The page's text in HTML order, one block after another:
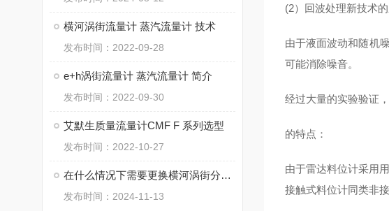
横河涡街流量计 蒸汽流量计 技术
发布时间：2022-09-28
e+h涡街流量计 蒸汽流量计 简介
发布时间：2022-09-30
艾默生质量流量计CMF F 系列选型
发布时间：2022-10-27
在什么情况下需要更换横河涡街分体式流量计的传感器
发布时间：2024-11-13
(2）回波处理新技术
由于液面波动和随机
可能消除噪音。
经过大量的实验验证
的特点：
由于雷达料位计采用
接触式料位计同类非